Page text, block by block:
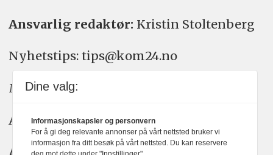
Ansvarlig redaktør: Kristin Stoltenberg
Nyhetstips: tips@kom24.no
Meninger: meninger@kom24.no
Annonse: annonse@watchmedia.no
Dine valg:
Informasjonskapsler og personvern
For å gi deg relevante annonser på vårt nettsted bruker vi
informasjon fra ditt besøk på vårt nettsted. Du kan reservere